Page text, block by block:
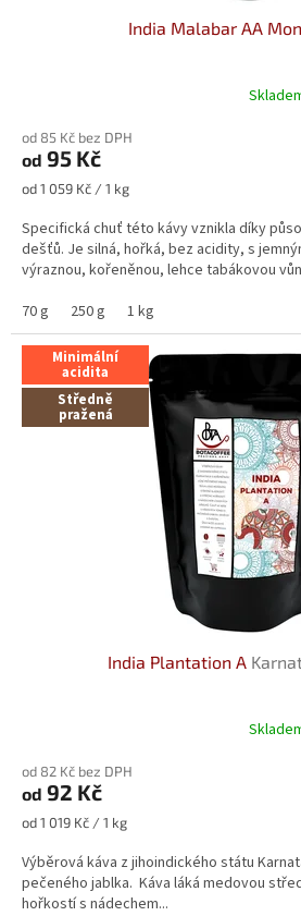
India Malabar AA
produktu
je
5,0
z
5
hvězdiček.
od 85 Kč bez DPH
od 95 Kč
Měrná
od 1 059 Kč / 1 kg
Specifická chuť této kávy vznikla díky
dešťů. Je silná, hořká, bez acidity, s
výraznou, kořeněnou, lehce tabákovou
70 g
250 g 1 kg
Minimální
acidita
Středně
pražená
India Plantation A
od 82 Kč bez DPH
od 92 Kč
Měrná
od 1 019 Kč / 1 kg
Výběrová káva z jihoindického státu
pečeného jablka. Káva láká medovou
hořkostí s nádechem...